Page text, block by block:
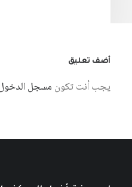
أضف تعليق
يجب أنت تكون مسجل